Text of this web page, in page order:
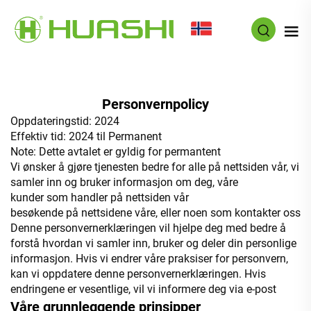
Personvernpolicy
Oppdateringstid: 2024
Effektiv tid: 2024 til Permanent
Note: Dette avtalet er gyldig for permantent
Vi ønsker å gjøre tjenesten bedre for alle på nettsiden vår, vi
samler inn og bruker informasjon om deg, våre
kunder som handler på nettsiden vår
besøkende på nettsidene våre, eller noen som kontakter oss
Denne personvernerklæringen vil hjelpe deg med bedre å
forstå hvordan vi samler inn, bruker og deler din personlige
informasjon. Hvis vi endrer våre praksiser for personvern,
kan vi oppdatere denne personvernerklæringen. Hvis
endringene er vesentlige, vil vi informere deg via e-post
Våre grunnleggende prinsipper